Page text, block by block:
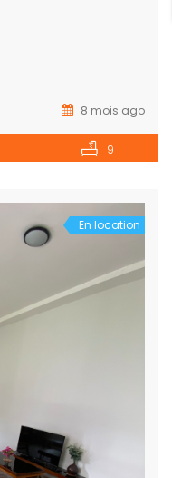
8 mois ago
9
En location